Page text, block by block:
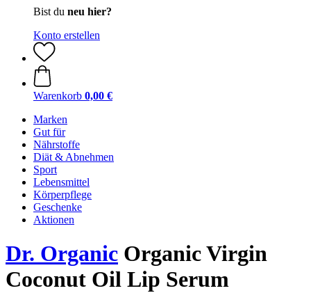
Bist du neu hier?
Konto erstellen
Warenkorb 0,00 €
Marken
Gut für
Nährstoffe
Diät & Abnehmen
Sport
Lebensmittel
Körperpflege
Geschenke
Aktionen
Dr. Organic Organic Virgin
Coconut Oil Lip Serum